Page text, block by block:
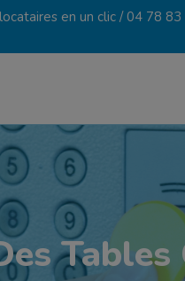
en un clic /04 78 83